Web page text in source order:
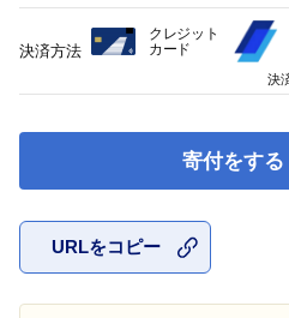
寄付をする
URLをコピー
決済方法
クレジット
カード
決